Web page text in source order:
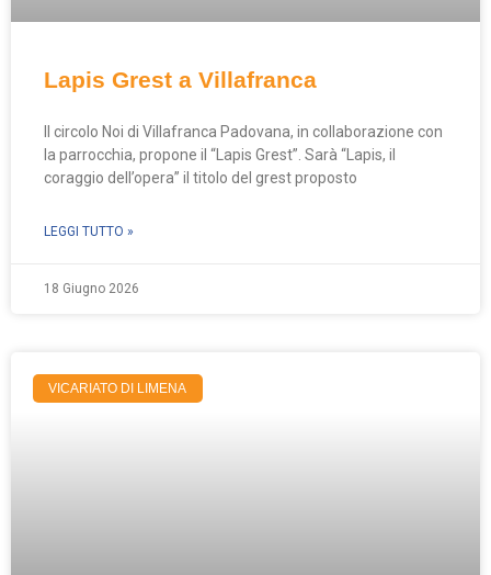
Lapis Grest a Villafranca
Il circolo Noi di Villafranca Padovana, in collaborazione con
la parrocchia, propone il “Lapis Grest”. Sarà “Lapis, il
coraggio dell’opera” il titolo del grest proposto
LEGGI TUTTO »
18 Giugno 2026
VICARIATO DI LIMENA